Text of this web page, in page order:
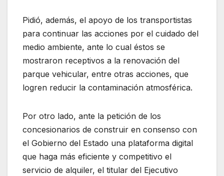
Pidió, además, el apoyo de los transportistas
para continuar las acciones por el cuidado del
medio ambiente, ante lo cual éstos se
mostraron receptivos a la renovación del
parque vehicular, entre otras acciones, que
logren reducir la contaminación atmosférica.
Por otro lado, ante la petición de los
concesionarios de construir en consenso con
el Gobierno del Estado una plataforma digital
que haga más eficiente y competitivo el
servicio de alquiler, el titular del Ejecutivo